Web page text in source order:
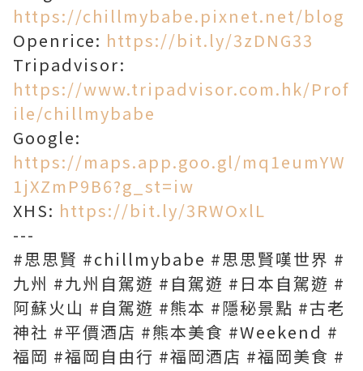
https://chillmybabe.pixnet.net/blog
Openrice: https://bit.ly/3zDNG33
Tripadvisor:
https://www.tripadvisor.com.hk/Prof
ile/chillmybabe
Google:
https://maps.app.goo.gl/mq1eumYW
1jXZmP9B6?g_st=iw
XHS: https://bit.ly/3RWOxlL
---
#思思賢 #chillmybabe #思思賢嘆世界 #
九州 #九州自駕遊 #自駕遊 #日本自駕遊 #
阿蘇火山 #自駕遊 #熊本 #隱秘景點 #古老
神社 #平價酒店 #熊本美食 #Weekend #
福岡 #福岡自由行 #福岡酒店 #福岡美食 #